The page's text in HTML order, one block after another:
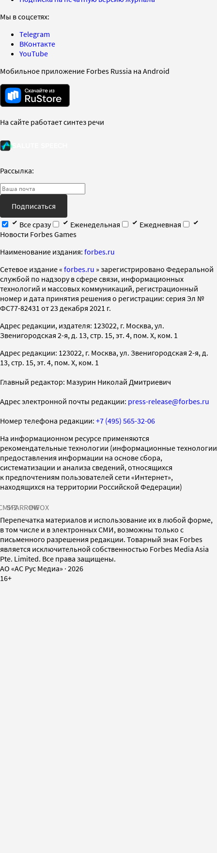
Мы в соцсетях:
Telegram
ВКонтакте
YouTube
Мобильное приложение Forbes Russia на Android
На сайте работает синтез речи
Рассылка:
Подписаться
Все сразу
Еженедельная
Ежедневная
Новости Forbes Games
Наименование издания: forbes.ru
Cетевое издание « forbes.ru » зарегистрировано Федеральной
службой по надзору в сфере связи, информационных
технологий и массовых коммуникаций, регистрационный
номер и дата принятия решения о регистрации: серия Эл №
ФС77-82431 от 23 декабря 2021 г.
Адрес редакции, издателя: 123022, г. Москва, ул.
Звенигородская 2-я, д. 13, стр. 15, эт. 4, пом. X, ком. 1
Адрес редакции: 123022, г. Москва, ул. Звенигородская 2-я, д.
13, стр. 15, эт. 4, пом. X, ком. 1
Главный редактор: Мазурин Николай Дмитриевич
Адрес электронной почты редакции: press-release@forbes.ru
Номер телефона редакции: +7 (495) 565-32-06
На информационном ресурсе применяются
рекомендательные технологии (информационные технологии
предоставления информации на основе сбора,
систематизации и анализа сведений, относящихся
к предпочтениям пользователей сети «Интернет»,
находящихся на территории Российской Федерации)
SPARROWINFOX
Перепечатка материалов и использование их в любой форме,
в том числе и в электронных СМИ, возможны только с
письменного разрешения редакции. Товарный знак Forbes
является исключительной собственностью Forbes Media Asia
Pte. Limited. Все права защищены.
AO «АС Рус Медиа» · 2026
16+